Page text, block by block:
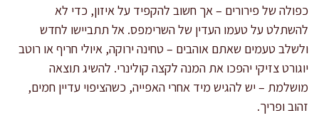
כפולה של פירורים – אך חשוב להקפיד על איזון, כדי לא
להשתלט על טעמו העדין של השרימפס. אל תתביישו לחדש
ולשלב טעמים שאתם אוהבים – טחינה ירוקה, איולי חריף או רוטב
יוגורט צזיקי יהפכו את המנה לקצה קולינרי. להשיג תוצאה
מושלמת – יש להגיש מיד אחרי האפייה, כשהציפוי עדיין חמים,
זהוב ופריך.